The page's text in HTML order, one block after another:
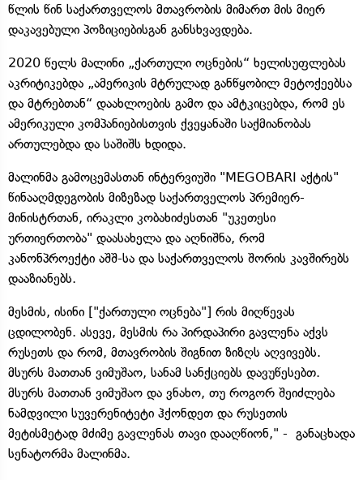
წლის წინ საქართველოს მთავრობის მიმართ მის მიერ
დაკავებული პოზიციებისგან განსხვავდება.
2020 წელს მალინი „ქართული ოცნების“ ხელისუფლებას
აკრიტიკებდა „ამერიკის მტრულად განწყობილ მეტოქეებსა
და მტრებთან“ დაახლოების გამო და ამტკიცებდა, რომ ეს
ამერიკული კომპანიებისთვის ქვეყანაში საქმიანობას
ართულებდა და საშიშს ხდიდა.
მალინმა გამოცემასთან ინტერვიუში "MEGOBARI აქტის"
წინააღმდეგობის მიზეზად საქართველოს პრემიერ-
მინისტრთან, ირაკლი კობახიძესთან "უკეთესი
ურთიერთობა" დაასახელა და აღნიშნა, რომ
კანონპროექტი აშშ-სა და საქართველოს შორის კავშირებს
დააზიანებს.
მესმის, ისინი ["ქართული ოცნება"] რის მიღწევას
ცდილობენ. ასევე, მესმის რა პირდაპირი გავლენა აქვს
რუსეთს და რომ, მთავრობის შიგნით ზიზღს აღვივებს.
მსურს მათთან ვიმუშაო, სანამ სანქციებს დავუწესებთ.
მსურს მათთან ვიმუშაო და ვნახო, თუ როგორ შეიძლება
ნამდვილი სუვერენიტეტი ჰქონდეთ და რუსეთის
მეტისმეტად მძიმე გავლენას თავი დააღწიონ," - განაცხადა
სენატორმა მალინმა.